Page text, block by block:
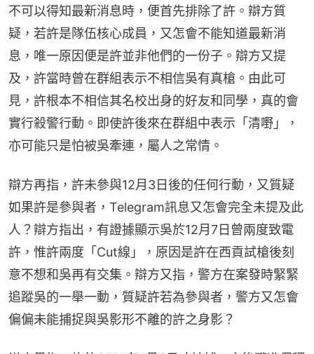
不可以得知最新消息時，便首先排除了許。辯方質
疑，若許是隊伍核心成員，又怎會不能知道最新消
息，唯一原因便是許並非他們的一份子。辯方又提
及，許當時曾在群組表示不相信吳有真槍。由此可
見，許根本不相信其名校出身的好友和同學，真的會
實行殺警行動。即使許後來在群組中表示「清嘢」，
亦可能只是怕被吳牽連，屬人之常情。
辯方再指，許未參與12月3日後的任何行動，又質疑
如果許是參與者，Telegram訊息又怎會完全未提及此
人？辯方指出，有證據顯示吳於12月7日曾兩度致電
許，惟許兩度「Cut線」，原因是許在西貢試槍後刻
意不想和吳再有交集。辯方又指，警方在案發時緊緊
追蹤吳的一舉一動，質疑許若為參與者，警方又怎會
偏偏未能捕捉與吳影形不離的許之身影？